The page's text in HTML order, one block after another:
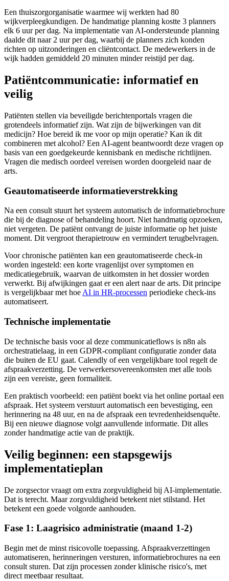
Een thuiszorgorganisatie waarmee wij werkten had 80
wijkverpleegkundigen. De handmatige planning kostte 3 planners
elk 6 uur per dag. Na implementatie van AI-ondersteunde planning
daalde dit naar 2 uur per dag, waarbij de planners zich konden
richten op uitzonderingen en cliëntcontact. De medewerkers in de
wijk hadden gemiddeld 20 minuten minder reistijd per dag.
Patiëntcommunicatie: informatief en
veilig
Patiënten stellen via beveiligde berichtenportals vragen die
grotendeels informatief zijn. Wat zijn de bijwerkingen van dit
medicijn? Hoe bereid ik me voor op mijn operatie? Kan ik dit
combineren met alcohol? Een AI-agent beantwoordt deze vragen op
basis van een goedgekeurde kennisbank en medische richtlijnen.
Vragen die medisch oordeel vereisen worden doorgeleid naar de
arts.
Geautomatiseerde informatieverstrekking
Na een consult stuurt het systeem automatisch de informatiebrochure
die bij de diagnose of behandeling hoort. Niet handmatig opzoeken,
niet vergeten. De patiënt ontvangt de juiste informatie op het juiste
moment. Dit vergroot therapietrouw en vermindert terugbelvragen.
Voor chronische patiënten kan een geautomatiseerde check-in
worden ingesteld: een korte vragenlijst over symptomen en
medicatiegebruik, waarvan de uitkomsten in het dossier worden
verwerkt. Bij afwijkingen gaat er een alert naar de arts. Dit principe
is vergelijkbaar met hoeAI in HR-processen periodieke check-ins
automatiseert.
Technische implementatie
De technische basis voor al deze communicatieflows is n8n als
orchestratielaag, in een GDPR-compliant configuratie zonder data
die buiten de EU gaat. Calendly of een vergelijkbare tool regelt de
afspraakverzetting. De verwerkersovereenkomsten met alle tools
zijn een vereiste, geen formaliteit.
Een praktisch voorbeeld: een patiënt boekt via het online portaal een
afspraak. Het systeem verstuurt automatisch een bevestiging, een
herinnering na 48 uur, en na de afspraak een tevredenheidsenquête.
Bij een nieuwe diagnose volgt aanvullende informatie. Dit alles
zonder handmatige actie van de praktijk.
Veilig beginnen: een stapsgewijs
implementatieplan
De zorgsector vraagt om extra zorgvuldigheid bij AI-implementatie.
Dat is terecht. Maar zorgvuldigheid betekent niet stilstand. Het
betekent een goede volgorde aanhouden.
Fase 1: Laagrisico administratie (maand 1-2)
Begin met de minst risicovolle toepassing. Afspraakverzettingen
automatiseren, herinneringen versturen, informatiebrochures na een
consult sturen. Dat zijn processen zonder klinische risico's, met
direct meetbaar resultaat.